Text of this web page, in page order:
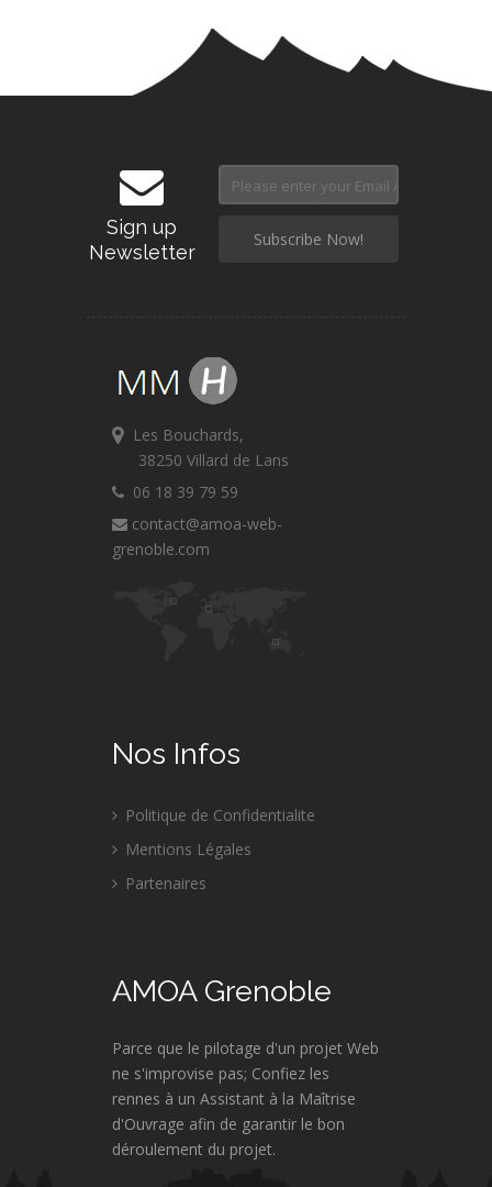
Sign up
Newsletter
Les Bouchards,
38250 Villard de Lans
06 18 39 79 59
contact@amoa-web-
grenoble.com
Nos Infos
Politique de Confidentialite
Mentions Légales
Partenaires
AMOA Grenoble
Parce que le pilotage d'un projet Web
ne s'improvise pas; Confiez les
rennes à un Assistant à la Maîtrise
d'Ouvrage afin de garantir le bon
déroulement du projet.